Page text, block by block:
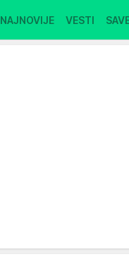
NAJNOVIJE VESTI